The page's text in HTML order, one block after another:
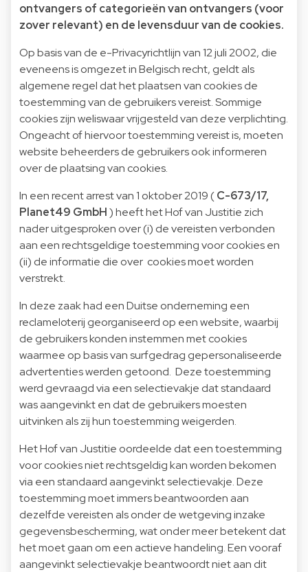
ontvangers of categorieën van ontvangers (voor
zover relevant) en de levensduur van de cookies.
Op basis van de e-Privacyrichtlijn van 12 juli 2002, die
eveneens is omgezet in Belgisch recht, geldt als
algemene regel dat het plaatsen van cookies de
toestemming van de gebruikers vereist. Sommige
cookies zijn weliswaar vrijgesteld van deze verplichting.
Ongeacht of hiervoor toestemming vereist is, moeten
website beheerders de gebruikers ook informeren
over de plaatsing van cookies.
In een recent arrest van 1 oktober 2019 (C-673/17,
Planet49 GmbH) heeft het Hof van Justitie zich
nader uitgesproken over (i) de vereisten verbonden
aan een rechtsgeldige toestemming voor cookies en
(ii) de informatie die over cookies moet worden
verstrekt.
In deze zaak had een Duitse onderneming een
reclameloterij georganiseerd op een website, waarbij
de gebruikers konden instemmen met cookies
waarmee op basis van surfgedrag gepersonaliseerde
advertenties werden getoond. Deze toestemming
werd gevraagd via een selectievakje dat standaard
was aangevinkt en dat de gebruikers moesten
uitvinken als zij hun toestemming weigerden.
Het Hof van Justitie oordeelde dat een toestemming
voor cookies niet rechtsgeldig kan worden bekomen
via een standaard aangevinkt selectievakje. Deze
toestemming moet immers beantwoorden aan
dezelfde vereisten als onder de wetgeving inzake
gegevensbescherming, wat onder meer betekent dat
het moet gaan om een actieve handeling. Een vooraf
aangevinkt selectievakje beantwoordt niet aan dit